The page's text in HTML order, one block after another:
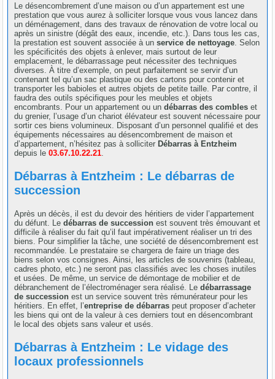
Le désencombrement d’une maison ou d’un appartement est une
prestation que vous aurez à solliciter lorsque vous vous lancez dans
un déménagement, dans des travaux de rénovation de votre local ou
après un sinistre (dégât des eaux, incendie, etc.). Dans tous les cas,
la prestation est souvent associée à unservice de nettoyage . Selon
les spécificités des objets à enlever, mais surtout de leur
emplacement, le débarrassage peut nécessiter des techniques
diverses. À titre d’exemple, on peut parfaitement se servir d’un
contenant tel qu’un sac plastique ou des cartons pour contenir et
transporter les babioles et autres objets de petite taille. Par contre, il
faudra des outils spécifiques pour les meubles et objets
encombrants. Pour un appartement ou undébarras des combles et
du grenier, l’usage d’un chariot élévateur est souvent nécessaire pour
sortir ces biens volumineux. Disposant d’un personnel qualifié et des
équipements nécessaires au désencombrement de maison et
d’appartement, n’hésitez pas à solliciter Débarras à Entzheim
depuis le03.67.10.22.21
Débarras à Entzheim : Le débarras de
succession
Après un décès, il est du devoir des héritiers de vider l’appartement
du défunt. Ledébarras de succession est souvent très émouvant et
difficile à réaliser du fait qu’il faut impérativement réaliser un tri des
biens. Pour simplifier la tâche, une société de désencombrement est
recommandée. Le prestataire se chargera de faire un triage des
biens selon vos consignes. Ainsi, les articles de souvenirs (tableau,
cadres photo, etc.) ne seront pas classifiés avec les choses inutiles
et usées. De même, un service de démontage de mobilier et de
débranchement de l’électroménager sera réalisé. Ledébarrassage
de succession est un service souvent très rémunérateur pour les
héritiers. En effet, l’entreprise de débarras peut proposer d’acheter
les biens qui ont de la valeur à ces derniers tout en désencombrant
le local des objets sans valeur et usés.
Débarras à Entzheim : Le vidage des
locaux professionnels